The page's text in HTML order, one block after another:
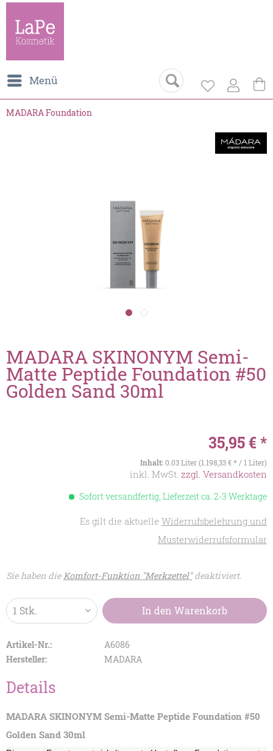
Menü
MADARA Foundation
MADARA SKINONYM Semi-
Matte Peptide Foundation #50
Golden Sand 30ml
35,95 € *
Inhalt:0.03 Liter (1.198,33 € * / 1 Liter)
inkl. MwSt. zzgl. Versandkosten
Sofort versandfertig, Lieferzeit ca. 2-3 Werktage
Es gilt die aktuelle Widerrufsbelehrung und
Musterwiderrufsformular
Sie haben dieKomfort-Funktion "Merkzettel"deaktiviert.
In den Warenkorb
Artikel-Nr.:
A6086
Hersteller:
MADARA
Details
MADARA SKINONYM Semi-Matte Peptide Foundation #50
Golden Sand 30ml